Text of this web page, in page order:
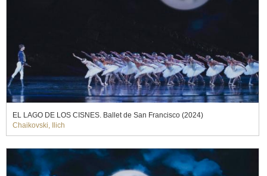
EL LAGO DE LOS CISNES. Ballet de San Francisco (2024)
Chaikovski, Ilich